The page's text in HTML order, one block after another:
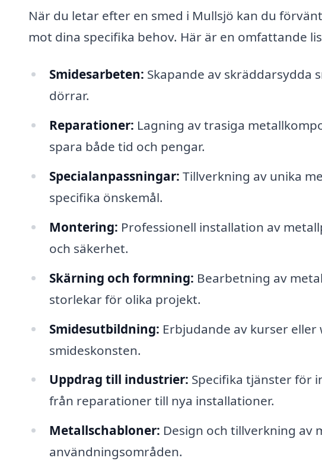
När du letar efter en smed i Mullsjö kan du
mot dina specifika behov. Här är en omfattande
Smidesarbeten: Skapande av skräddarsydda
dörrar.
Reparationer: Lagning av trasiga
spara både tid och pengar.
Specialanpassningar: Tillverkning av unika
specifika önskemål.
Montering: Professionell installation av
och säkerhet.
Skärning och formning: Bearbetning av
storlekar för olika projekt.
Smidesutbildning: Erbjudande av kurser
smideskonsten.
Uppdrag till industrier: Specifika tjänster för
från reparationer till nya installationer.
Metallschabloner: Design och tillverkning av
användningsområden.